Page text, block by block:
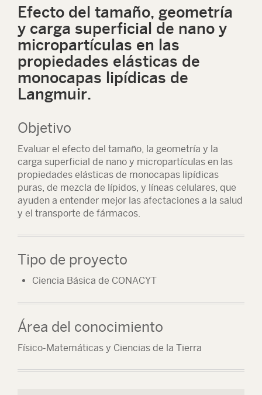
Efecto del tamaño, geometría
y carga superficial de nano y
micropartículas en las
propiedades elásticas de
monocapas lipídicas de
Langmuir.
Objetivo
Evaluar el efecto del tamaño, la geometría y la
carga superficial de nano y micropartículas en las
propiedades elásticas de monocapas lipídicas
puras, de mezcla de lípidos, y líneas celulares, que
ayuden a entender mejor las afectaciones a la salud
y el transporte de fármacos.
Tipo de proyecto
Ciencia Básica de CONACYT
Área del conocimiento
Físico-Matemáticas y Ciencias de la Tierra